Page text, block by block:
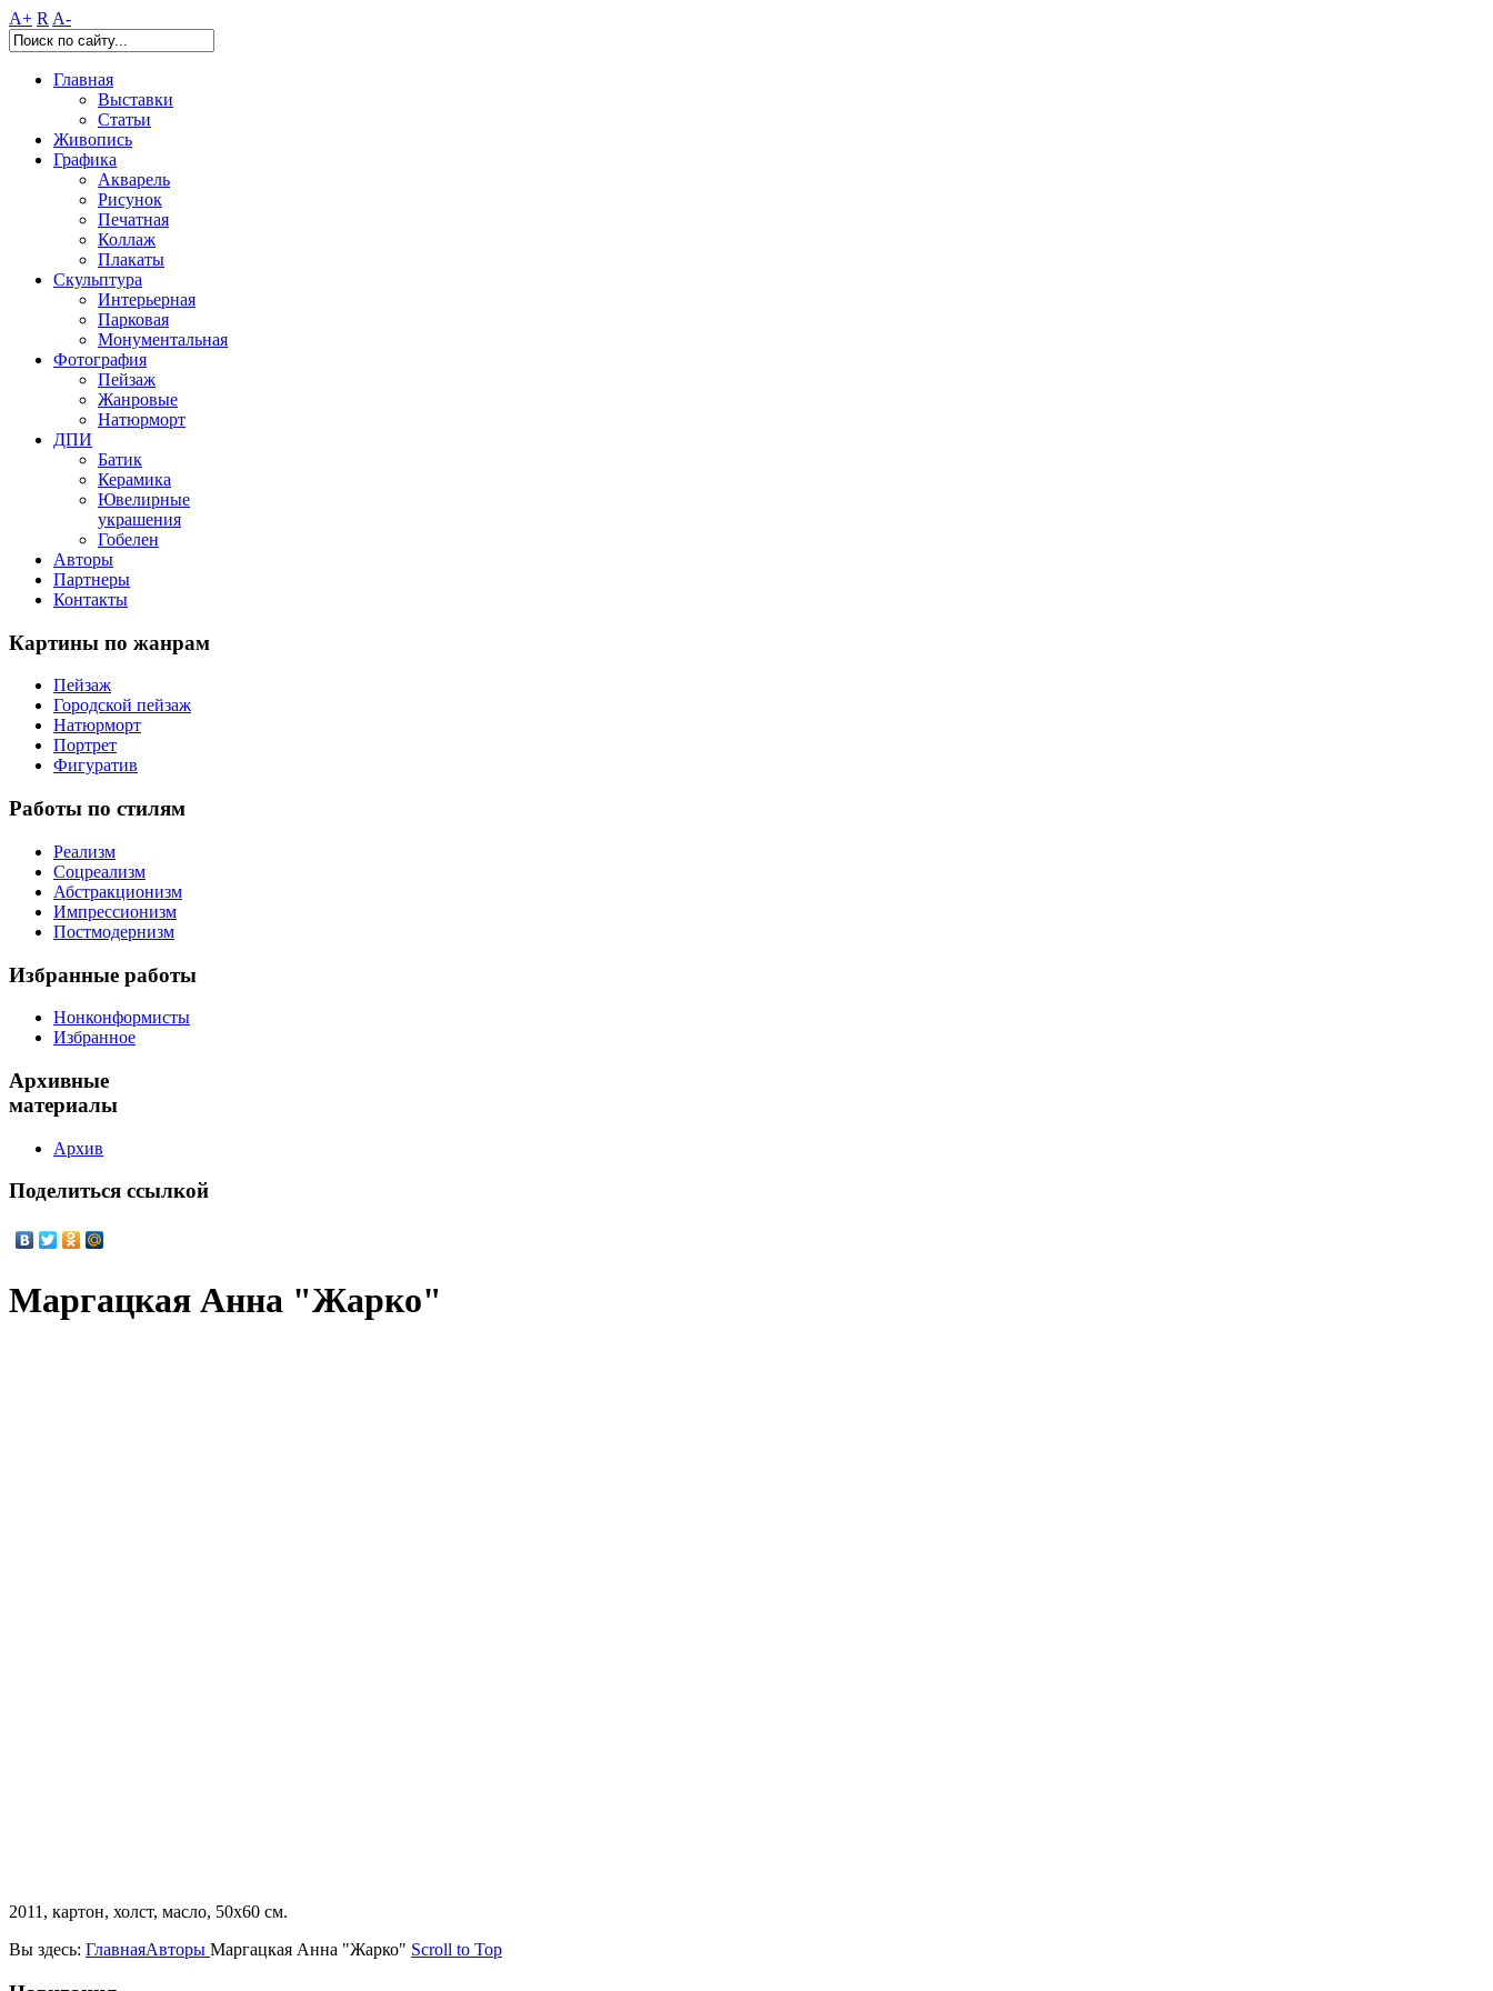
A+ R A-
Главная
Выставки
Статьи
Живопись
Графика
Акварель
Рисунок
Печатная
Коллаж
Плакаты
Скульптура
Интерьерная
Парковая
Монументальная
Фотография
Пейзаж
Жанровые
Натюрморт
ДПИ
Батик
Керамика
Ювелирные
украшения
Гобелен
Авторы
Партнеры
Контакты
Картины по жанрам
Пейзаж
Городской пейзаж
Натюрморт
Портрет
Фигуратив
Работы по стилям
Реализм
Соцреализм
Абстракционизм
Импрессионизм
Постмодернизм
Избранные работы
Нонконформисты
Избранное
Архивные
материалы
Архив
Поделиться ссылкой
Маргацкая Анна "Жарко"
2011, картон, холст, масло, 50х60 см.
Вы здесь: ГлавнаяАвторы Маргацкая Анна "Жарко" Scroll to Top